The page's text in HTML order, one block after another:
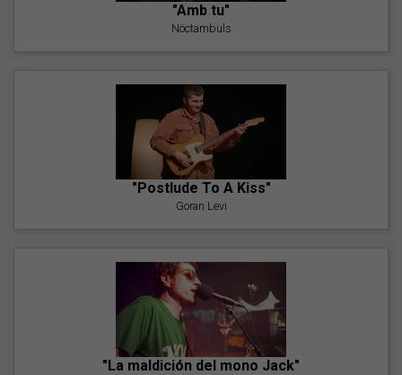
"Amb tu"
Nöctambuls
"Postlude To A Kiss"
Goran Levi
"La maldición del mono Jack"